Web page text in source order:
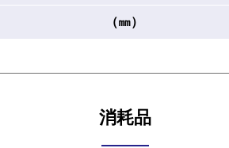
（㎜）
消耗品